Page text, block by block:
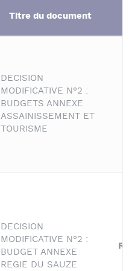
Titre du document
DECISION
MODIFICATIVE N°2 :
BUDGETS ANNEXE
ASSAINISSEMENT ET
TOURISME
DECISION
MODIFICATIVE N°2 :
BUDGET ANNEXE
REGIE DU SAUZE